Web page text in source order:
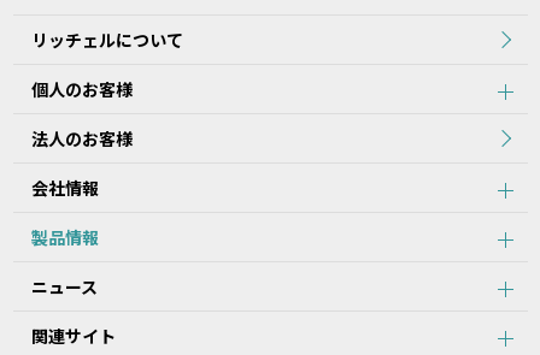
リッチェルについて
個人のお客様
法人のお客様
会社情報
製品情報
ニュース
関連サイト